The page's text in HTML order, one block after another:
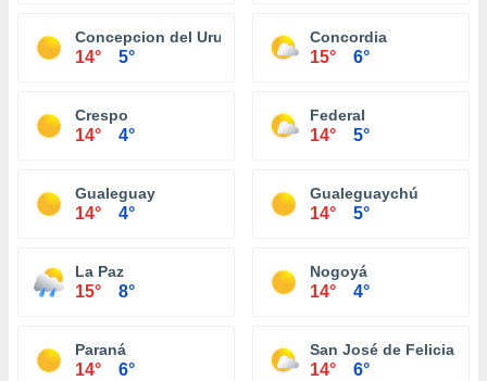
Concepcion del Uruguay
14° 5°
Concordia
15° 6°
Crespo
14° 4°
Federal
14° 5°
Gualeguay
14° 4°
Gualeguaychú
14° 5°
La Paz
15° 8°
Nogoyá
14° 4°
Paraná
14° 6°
San José de Feliciano
14° 6°